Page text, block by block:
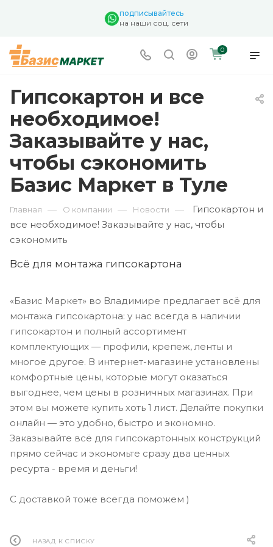
подписывайтесь
на наши соц. сети
0
Гипсокартон и все
необходимое!
Заказывайте у нас,
чтобы сэкономить
Базис Маркет в Туле
Главная — О компании — Новости —
Гипсокартон и
все необходимое! Заказывайте у нас, чтобы
сэкономить
Всё для монтажа гипсокартона
«Базис Маркет» во Владимире предлагает всё для
монтажа гипсокартона: у нас всегда в наличии
гипсокартон и полный ассортимент
комплектующих — профили, крепеж, ленты и
многое другое. В интернет-магазине установлены
комфортные цены, которые могут оказаться
выгоднее, чем цены в розничных магазинах. При
этом вы можете купить хоть 1 лист. Делайте покупки
онлайн — это удобно, быстро и экономно.
Заказывайте всё для гипсокартонных конструкций
прямо сейчас и экономьте сразу два ценных
ресурта - время и деньги!
С доставкой тоже всегда поможем )
НАЗАД К СПИСКУ